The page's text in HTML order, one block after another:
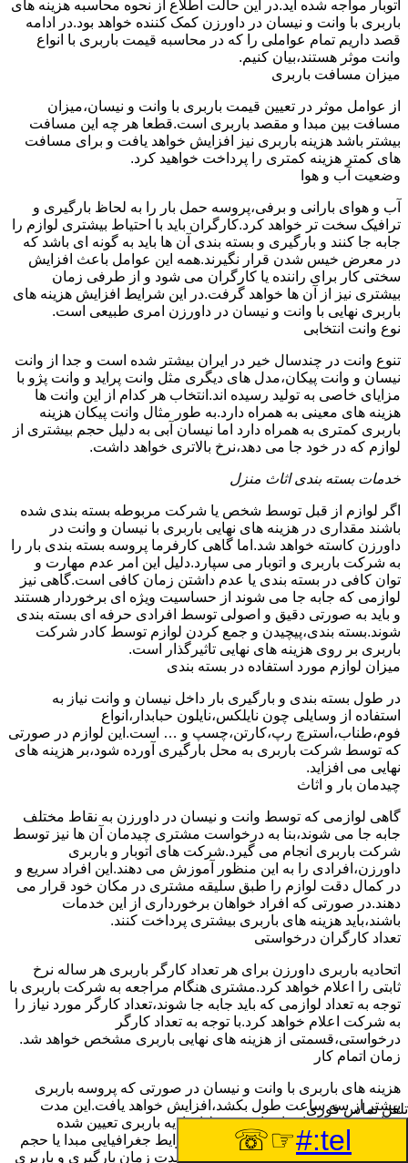
اتوبار مواجه شده اید.در این حالت اطلاع از نحوه محاسبه هزینه های
باربری با وانت و نیسان در داورزن کمک کننده خواهد بود.در ادامه
قصد داریم تمام عواملی را که در محاسبه قیمت باربری با انواع
وانت موثر هستند،بیان کنیم.
میزان مسافت باربری
از عوامل موثر در تعیین قیمت باربری با وانت و نیسان،میزان
مسافت بین مبدا و مقصد باربری است.قطعا هر چه این مسافت
بیشتر باشد هزینه باربری نیز افزایش خواهد یافت و برای مسافت
های کمتر هزینه کمتری را پرداخت خواهید کرد.
وضعیت آب و هوا
آب و هوای بارانی و برفی،پروسه حمل بار را به لحاظ بارگیری و
ترافیک سخت تر خواهد کرد.کارگران باید با احتیاط بیشتری لوازم را
جابه جا کنند و بارگیری و بسته بندی آن ها باید به گونه ای باشد که
در معرض خیس شدن قرار نگیرند.همه این عوامل باعث افزایش
سختی کار برای راننده یا کارگران می شود و از طرفی زمان
بیشتری نیز از آن ها خواهد گرفت.در این شرایط افزایش هزینه های
باربری نهایی با وانت و نیسان در داورزن امری طبیعی است.
نوع وانت انتخابی
تنوع وانت در چندسال خیر در ایران بیشتر شده است و جدا از وانت
نیسان و وانت پیکان،مدل های دیگری مثل وانت پراید و وانت پژو با
مزایای خاصی به تولید رسیده اند.انتخاب هر کدام از این وانت ها
هزینه های معینی به همراه دارد.به طور مثال وانت پیکان هزینه
باربری کمتری به همراه دارد اما نیسان آبی به دلیل حجم بیشتری از
لوازم که در خود جا می دهد،نرخ بالاتری خواهد داشت.
خدمات بسته بندی اثاث منزل
اگر لوازم از قبل توسط شخص یا شرکت مربوطه بسته بندی شده
باشند مقداری در هزینه های نهایی باربری با نیسان و وانت در
داورزن کاسته خواهد شد.اما گاهی کارفرما پروسه بسته بندی بار را
به شرکت باربری و اتوبار می سپارد.دلیل این امر عدم مهارت و
توان کافی در بسته بندی یا عدم داشتن زمان کافی است.گاهی نیز
لوازمی که جابه جا می شوند از حساسیت ویژه ای برخوردار هستند
و باید به صورتی دقیق و اصولی توسط افرادی حرفه ای بسته بندی
شوند.بسته بندی،پیچیدن و جمع کردن لوازم توسط کادر شرکت
باربری بر روی هزینه های نهایی تاثیرگذار است.
میزان لوازم مورد استفاده در بسته بندی
در طول بسته بندی و بارگیری بار داخل نیسان و وانت نیاز به
استفاده از وسایلی چون نایلکس،نایلون حبابدار،انواع
فوم،طناب،استرچ رپ،کارتن،چسپ و … است.این لوازم در صورتی
که توسط شرکت باربری به محل بارگیری آورده شود،بر هزینه های
نهایی می افزاید.
چیدمان بار و اثاث
گاهی لوازمی که توسط وانت و نیسان در داورزن به نقاط مختلف
جابه جا می شوند،بنا به درخواست مشتری چیدمان آن ها نیز توسط
شرکت باربری انجام می گیرد.شرکت های اتوبار و باربری
داورزن،افرادی را به این منظور آموزش می دهند.این افراد سریع و
در کمال دقت لوازم را طبق سلیقه مشتری در مکان خود قرار می
دهند.در صورتی که افراد خواهان برخورداری از این خدمات
باشند،باید هزینه های باربری بیشتری پرداخت کنند.
تعداد کارگران درخواستی
اتحادیه باربری داورزن برای هر تعداد کارگر باربری هر ساله نرخ
ثابتی را اعلام خواهد کرد.مشتری هنگام مراجعه به شرکت باربری با
توجه به تعداد لوازمی که باید جابه جا شوند،تعداد کارگر مورد نیاز را
به شرکت اعلام خواهد کرد.با توجه به تعداد کارگر
درخواستی،قسمتی از هزینه های نهایی باربری مشخص خواهد شد.
زمان اتمام کار
هزینه های باربری با وانت و نیسان در صورتی که پروسه باربری
بیشتر از سه ساعت طول بکشد،افزایش خواهد یافت.این مدت
زمان به صورت استادندارد توسط اتحادیه باربری تعیین شده
است.عواملی مثل آب وهوا،ترافیک،شرایط جغرافیایی مبدا یا حجم
زیاد لوازم ممکن است باعث افزایش مدت زمان بارگیری و باربری
تلفن تماس فوری
tel:#
☞☏